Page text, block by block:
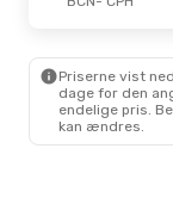
Priserne vist
dage for den
endelige pris.
kan ændres.